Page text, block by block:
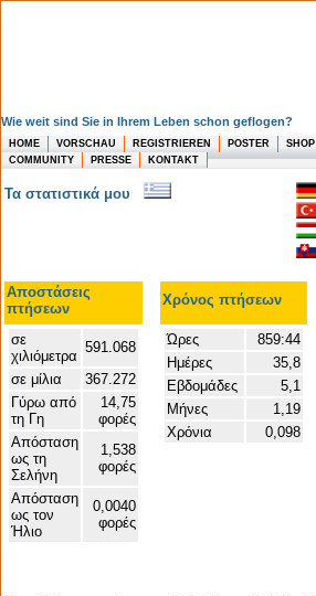
Wie weit sind Sie in Ihrem Leben schon geflogen?
HOME VORSCHAU REGISTRIEREN POSTER
SHOP
COMMUNITY
PRESSE KONTAKT
Τα στατιστικά μου
Αποστάσεις
πτήσεων
Χρόνος πτήσεων
σε
χιλιόμετρα
591.068
σε μίλια
367.272
Γύρω από
τη Γη
14,75
φορές
Απόσταση
ως τη
Σελήνη
1,538
φορές
Απόσταση
ως τον
Ήλιο
0,0040
φορές
Ώρες
859:44
Ημέρες
35,8
Εβδομάδες
5,1
Μήνες
1,19
Χρόνια
0,098